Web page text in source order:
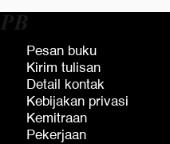
𝑷𝑩
Pesan buku
Kirim tulisan
Detail kontak
Kebijakan privasi
Kemitraan
Pekerjaan